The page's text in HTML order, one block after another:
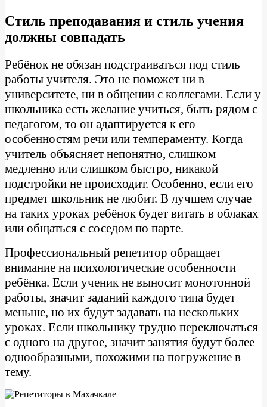
Стиль преподавания и стиль учения
должны совпадать
Ребёнок не обязан подстраиваться под стиль
работы учителя. Это не поможет ни в
университете, ни в общении с коллегами. Если у
школьника есть желание учиться, быть рядом с
педагогом, то он адаптируется к его
особенностям речи или темпераменту. Когда
учитель объясняет непонятно, слишком
медленно или слишком быстро, никакой
подстройки не происходит. Особенно, если его
предмет школьник не любит. В лучшем случае
на таких уроках ребёнок будет витать в облаках
или общаться с соседом по парте.
Профессиональный репетитор обращает
внимание на психологические особенности
ребёнка. Если ученик не выносит монотонной
работы, значит заданий каждого типа будет
меньше, но их будут задавать на нескольких
уроках. Если школьнику трудно переключаться
с одного на другое, значит занятия будут более
однообразными, похожими на погружение в
тему.